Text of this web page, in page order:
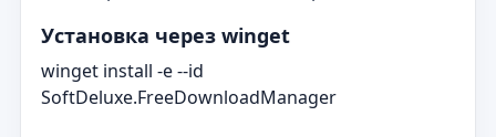
Установка через winget
winget install -e --id
SoftDeluxe.FreeDownloadManager